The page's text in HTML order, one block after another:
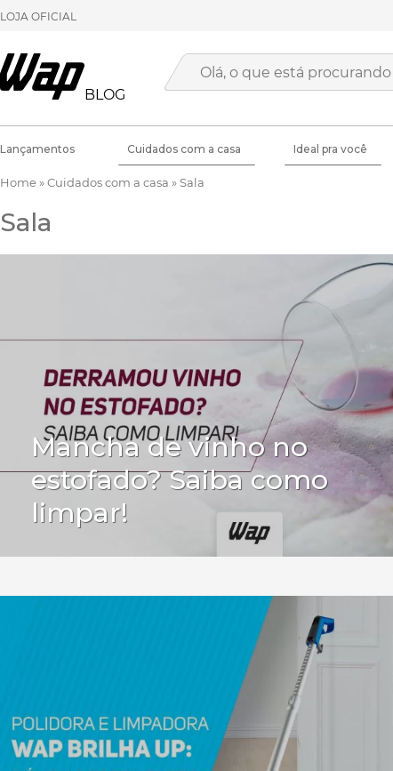
LOJA OFICIAL
BLOG
Lançamentos Cuidados com a casa Ideal pra você
Home»Cuidados com a casa »Sala
Sala
Mancha de vinho no
estofado? Saiba como
limpar!